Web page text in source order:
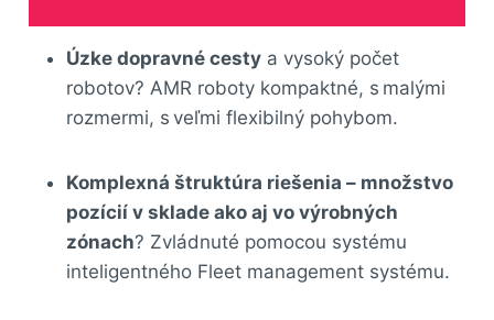
Úzke dopravné cesty a vysoký počet
robotov? AMR roboty kompaktné, s malými
rozmermi, s veľmi flexibilný pohybom.
Komplexná štruktúra riešenia – množstvo
pozícií v sklade ako aj vo výrobných
zónach? Zvládnuté pomocou systému
inteligentného Fleet management systému.